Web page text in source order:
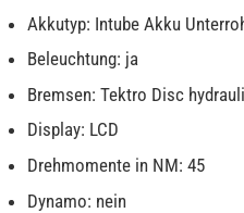
Akkutyp: Intube Akku
Beleuchtung: ja
Bremsen: Tektro Disc
Display: LCD
Drehmomente in NM: 45
Dynamo: nein